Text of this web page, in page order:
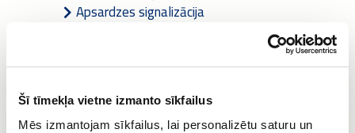
Šī tīmekļa vietne izmanto sīkfailus
Mēs izmantojam sīkfailus, lai personalizētu saturu un
Apsardzes signalizācija
Bloķēšanas sistēmas
Ugunsgrēka signalizācijas sistēmas, integrētas:
Avārijas un evakuācijas apgaismojums